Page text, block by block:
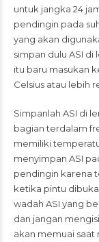
untuk jangka 24
pendingin pada
yang akan
simpan dulu ASI
itu baru masukan
Celsius atau lebih
Simpanlah ASI di
bagian terdalam
memiliki
menyimpan ASI
pendingin karena
ketika pintu
wadah ASI yang
dan jangan
akan memuai saat